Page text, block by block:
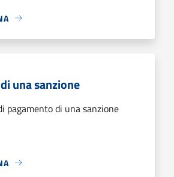
una sanzione
pagamento di una sanzione